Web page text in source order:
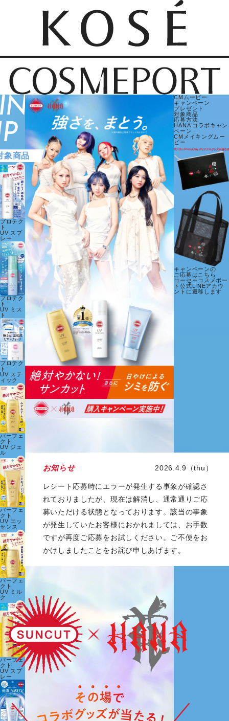
象商品
プロテク
ト
UV スプ
レー
プロテク
ト
UV ミス
ト
プロテク
ト
UV ステ
ィック
パーフェ
クト
UV ジェ
ル
パーフェ
クト
UV エッ
センス
パーフェ
クト
UV ミル
ク
パーフェ
クト
UV スプ
レー
お知らせ 2026.4.9（thu）
レシート応募時にエラーが発生する事象が確認さ
れておりましたが、現在は解消し、通常通りご応
募いただける状態となっております。該当の事象
が発生していたお客様におかれましては、お手数
ですが再度ご応募をお試しください。ご不便をお
かけしましたことをお詫び申しあげます。
CMムービー
キャンペーン
プレゼント
対象商品
応募方法
HANAコラボキャン
ペーン
CMメイキングムー
ビー
キャンペーンの
ご応募はこちら
コーセーコスメポー
ト公式LINEアカウ
ントに遷移します